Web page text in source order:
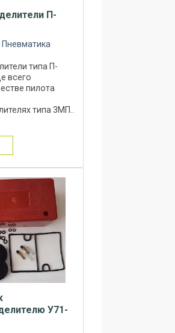
П-
Пневматика
типа П-
всего
пилота
типа 3МП..
с
У71-